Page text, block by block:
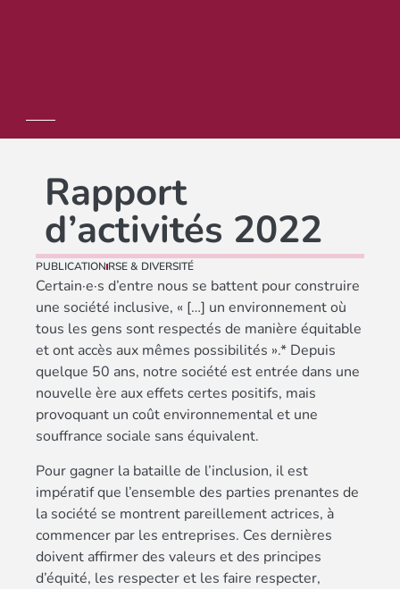
Rapport
d’activités 2022
PUBLICATION RSE & DIVERSITÉ
Certain·e·s d’entre nous se battent pour construire
une société inclusive, « […] un environnement où
tous les gens sont respectés de manière équitable
et ont accès aux mêmes possibilités ».* Depuis
quelque 50 ans, notre société est entrée dans une
nouvelle ère aux effets certes positifs, mais
provoquant un coût environnemental et une
souffrance sociale sans équivalent.
Pour gagner la bataille de l’inclusion, il est
impératif que l’ensemble des parties prenantes de
la société se montrent pareillement actrices, à
commencer par les entreprises. Ces dernières
doivent affirmer des valeurs et des principes
d’équité, les respecter et les faire respecter,